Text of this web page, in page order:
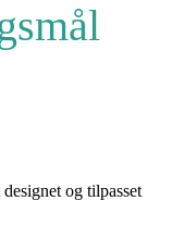
og tilpasset